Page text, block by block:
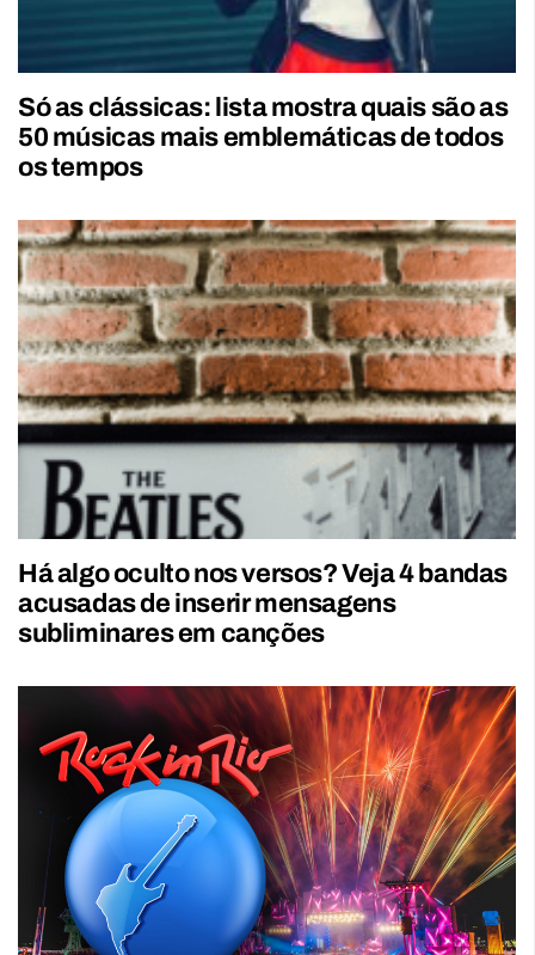
Só as clássicas: lista mostra quais são as
50 músicas mais emblemáticas de todos
os tempos
Há algo oculto nos versos? Veja 4 bandas
acusadas de inserir mensagens
subliminares em canções